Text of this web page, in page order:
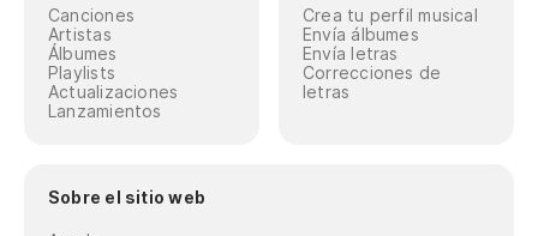
Canciones
Artistas
Álbumes
Playlists
Actualizaciones
Lanzamientos
Crea tu perfil musical
Envía álbumes
Envía letras
Correcciones de
letras
Sobre el sitio web